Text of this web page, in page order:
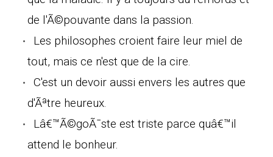
de l'Ã©pouvante dans la passion.
Les philosophes croient faire leur miel de
tout, mais ce n'est que de la cire.
C'est un devoir aussi envers les autres que
d'Ãªtre heureux.
Lâ€™Ã©goÃ¯ste est triste parce quâ€™il
attend le bonheur.